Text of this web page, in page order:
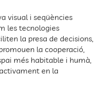
visual i seqüències
les tecnologies
la presa de decisions,
la cooperació,
més habitable i humà,
en la